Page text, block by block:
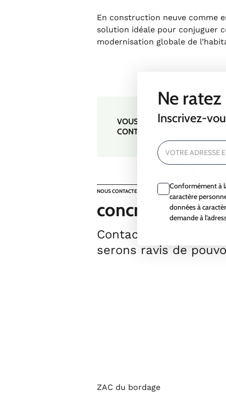
En construction neuve comme
solution idéale pour conjuguer
modernisation globale de
VOUS AVEZ UN PROJET
CONTACTEZ-NOUS VIA LE
NOUS CONTACTER
concrétiser ?
Contactez-nous au
serons ravis de
ZAC du bordage
Ne ratez
Inscrivez-
VOTRE ADRESSE
Conformément à
caractère
données à
demande à